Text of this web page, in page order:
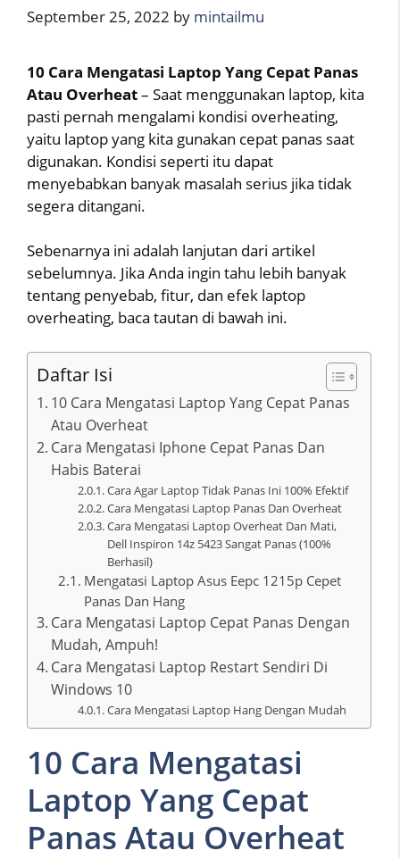
September 25, 2022 by mintailmu
10 Cara Mengatasi Laptop Yang Cepat Panas
Atau Overheat– Saat menggunakan laptop, kita
pasti pernah mengalami kondisi overheating,
yaitu laptop yang kita gunakan cepat panas saat
digunakan. Kondisi seperti itu dapat
menyebabkan banyak masalah serius jika tidak
segera ditangani.
Sebenarnya ini adalah lanjutan dari artikel
sebelumnya. Jika Anda ingin tahu lebih banyak
tentang penyebab, fitur, dan efek laptop
overheating, baca tautan di bawah ini.
Daftar Isi
10 Cara Mengatasi Laptop Yang Cepat Panas
Atau Overheat
Cara Mengatasi Iphone Cepat Panas Dan
Habis Baterai
Cara Agar Laptop Tidak Panas Ini 100% Efektif
Cara Mengatasi Laptop Panas Dan Overheat
Cara Mengatasi Laptop Overheat Dan Mati,
Dell Inspiron 14z 5423 Sangat Panas (100%
Berhasil)
Mengatasi Laptop Asus Eepc 1215p Cepet
Panas Dan Hang
Cara Mengatasi Laptop Cepat Panas Dengan
Mudah, Ampuh!
Cara Mengatasi Laptop Restart Sendiri Di
Windows 10
Cara Mengatasi Laptop Hang Dengan Mudah
10 Cara Mengatasi
Laptop Yang Cepat
Panas Atau Overheat